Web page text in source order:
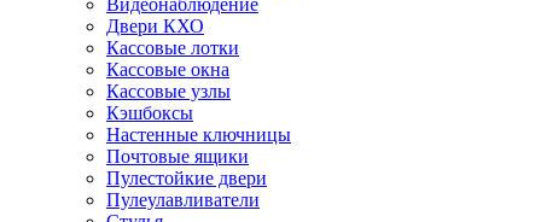
Двери КХО
Кассовые лотки
Кассовые окна
Кассовые узлы
Кэшбоксы
Настенные ключницы
Почтовые ящики
Пулестойкие двери
Пулеулавливатели